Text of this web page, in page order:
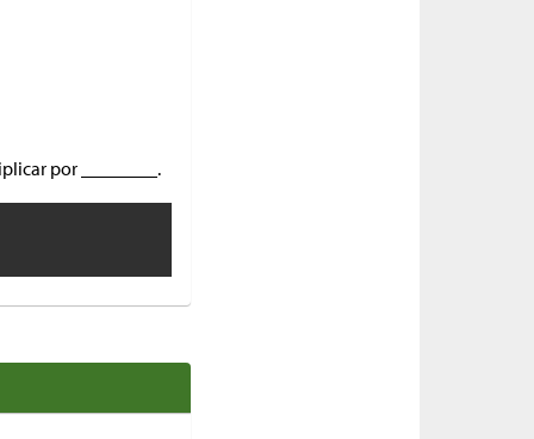
por ________.